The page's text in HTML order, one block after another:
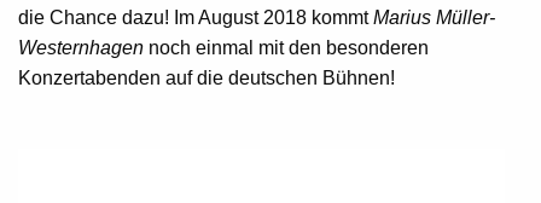
die Chance dazu! Im August 2018 kommtMarius Müller-
Westernhagen noch einmal mit den besonderen
Konzertabenden auf die deutschen Bühnen!